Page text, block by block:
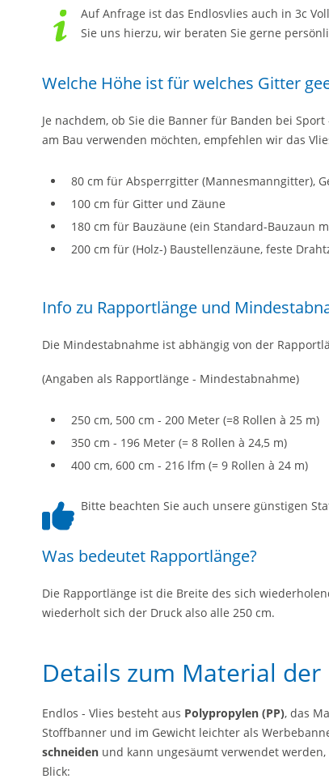
Auf Anfrage ist das Endlosvlies auch in 3c
Sie uns hierzu, wir beraten Sie gerne
Welche Höhe ist für welches Gitter
Je nachdem, ob Sie die Banner für Banden bei
am Bau verwenden möchten, empfehlen wir das
80 cm für Absperrgitter (Mannesmanngitter),
100 cm für Gitter und Zäune
180 cm für Bauzäune (ein Standard-Bauzaun
200 cm für (Holz-) Baustellenzäune, feste
Info zu Rapportlänge und
Die Mindestabnahme ist abhängig von der
(Angaben als Rapportlänge - Mindestabnahme)
250 cm, 500 cm - 200 Meter (=8 Rollen à 25 m)
350 cm - 196 Meter (= 8 Rollen à 24,5 m)
400 cm, 600 cm - 216 lfm (= 9 Rollen à 24 m)
Bitte beachten Sie auch unsere günstigen
Was bedeutet Rapportlänge?
Die Rapportlänge ist die Breite des sich
wiederholt sich der Druck also alle 250 cm.
Details zum Material
Endlos - Vlies besteht aus Polypropylen (PP), das
Stoffbanner und im Gewicht leichter als
schneiden und kann ungesäumt verwendet
Blick: